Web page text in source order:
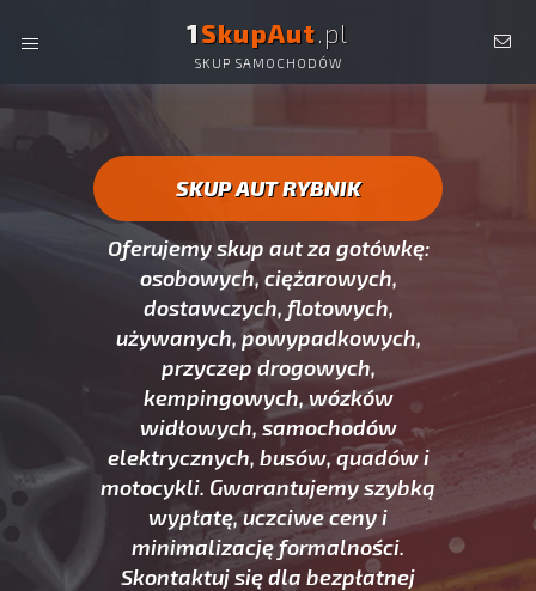
1SkupAut.pl
SKUP SAMOCHODÓW
CIĘŻAROWYCH, UŻYWANYCH ORAZ POWYPADKOWYCH.
SKUP AUT RYBNIK
Oferujemy skup aut za gotówkę:
osobowych, ciężarowych,
dostawczych, flotowych,
używanych, powypadkowych,
przyczep drogowych,
kempingowych, wózków
widłowych, samochodów
elektrycznych, busów, quadów i
motocykli. Gwarantujemy szybką
wypłatę, uczciwe ceny i
minimalizację formalności.
Skontaktuj się dla bezpłatnej